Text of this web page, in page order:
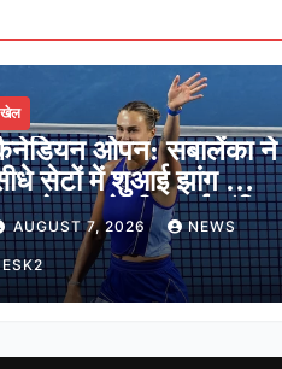
खेल
ओपन: सबालेंका ने
सेटों में शुआई झांग को दी
पेगुला ने भी बनाई अंतिम
में जगह
AUGUST 7, 2026 NEWS